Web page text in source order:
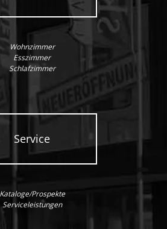
Wohnzimmer
Esszimmer
Schlafzimmer
Service
Kataloge/Prospekte
Serviceleistungen